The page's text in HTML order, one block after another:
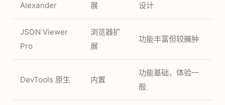
Alexander
展
设计
JSON Viewer
Pro
浏览器扩
展
功能丰富但较臃肿
DevTools 原生 内置
功能基础，体验一
般